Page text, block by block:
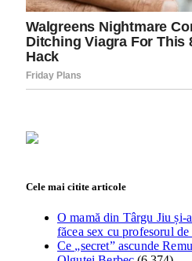
Cele mai citite articole
O mamă din Târgu Jiu și-
făcea sex cu profesorul
Ce „secret” ascunde